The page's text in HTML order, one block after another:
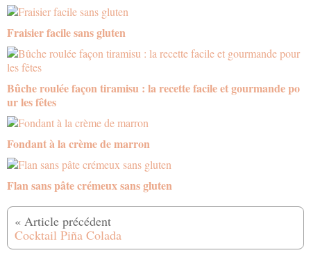
Fraisier facile sans gluten
Bûche roulée façon tiramisu : la recette facile et gourmande po
ur les fêtes
Fondant à la crème de marron
Flan sans pâte crémeux sans gluten
Cocktail Piña Colada